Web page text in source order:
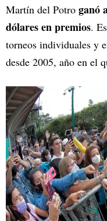
Martín del Potro ganó
dólares en premios.
torneos individuales y
desde 2005, año en el